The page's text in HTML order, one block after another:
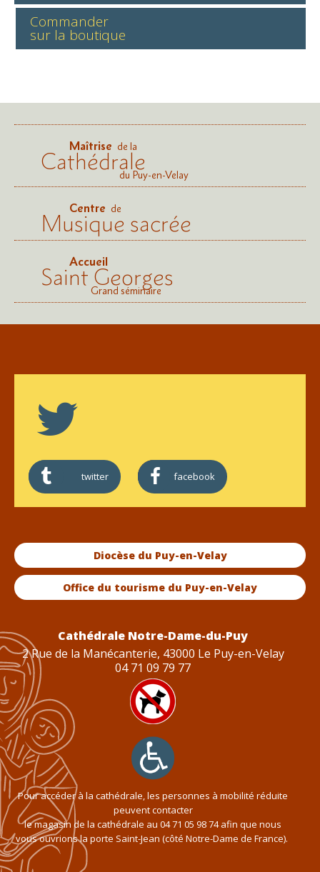
Commander
sur la boutique
Maîtrise de la
Cathédraledu Puy-en-Velay
Centre de
Musique sacrée
Accueil
Saint Georges
Grand séminaire
twitter facebook
Diocèse du Puy-en-Velay
Office du tourisme du Puy-en-Velay
Cathédrale Notre-Dame-du-Puy
2 Rue de la Manécanterie, 43000 Le Puy-en-Velay
04 71 09 79 77
Pour accéder à la cathédrale, les personnes à mobilité réduite
peuvent contacter
le magasin de la cathédrale au 04 71 05 98 74afin que nous
vous ouvrions la porte Saint-Jean (côté Notre-Dame de France).